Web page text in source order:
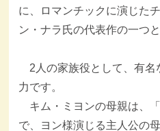
に、ロマンチックに演じた
ン・ナラ氏の代表作の一つ
2人の家族役として、有名
力です。
キム・ミヨンの母親は、「
で、ヨン様演じる主人公の